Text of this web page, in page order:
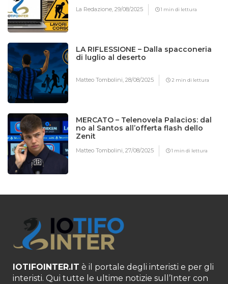
La Redazione,29/08/2025 1 min di lettura
LA RIFLESSIONE – Dalla spacconeria
di luglio al deserto
Matteo Tombolini,28/08/2025 2 min di lettura
MERCATO – Telenovela Palacios: dal
no al Santos all’offerta flash dello
Zenit
Matteo Tombolini,27/08/2025 1 min di lettura
IOTIFOINTER.IT è il portale degli interisti e per gli
interisti. Qui tutte le ultime notizie sull’Inter con